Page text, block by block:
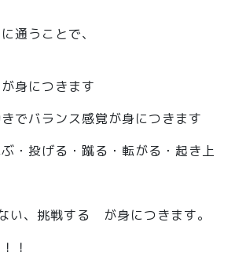
通うことで、
身につきます
でバランス感覚が身につきます
ぶ・投げる・蹴る・転がる・起き上
、挑戦する が身につきます。
！